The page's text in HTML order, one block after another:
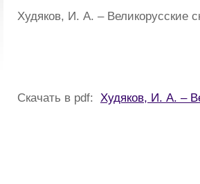
Худяков, И. А. – Великорусские
Скачать в pdf: Худяков, И. А. –